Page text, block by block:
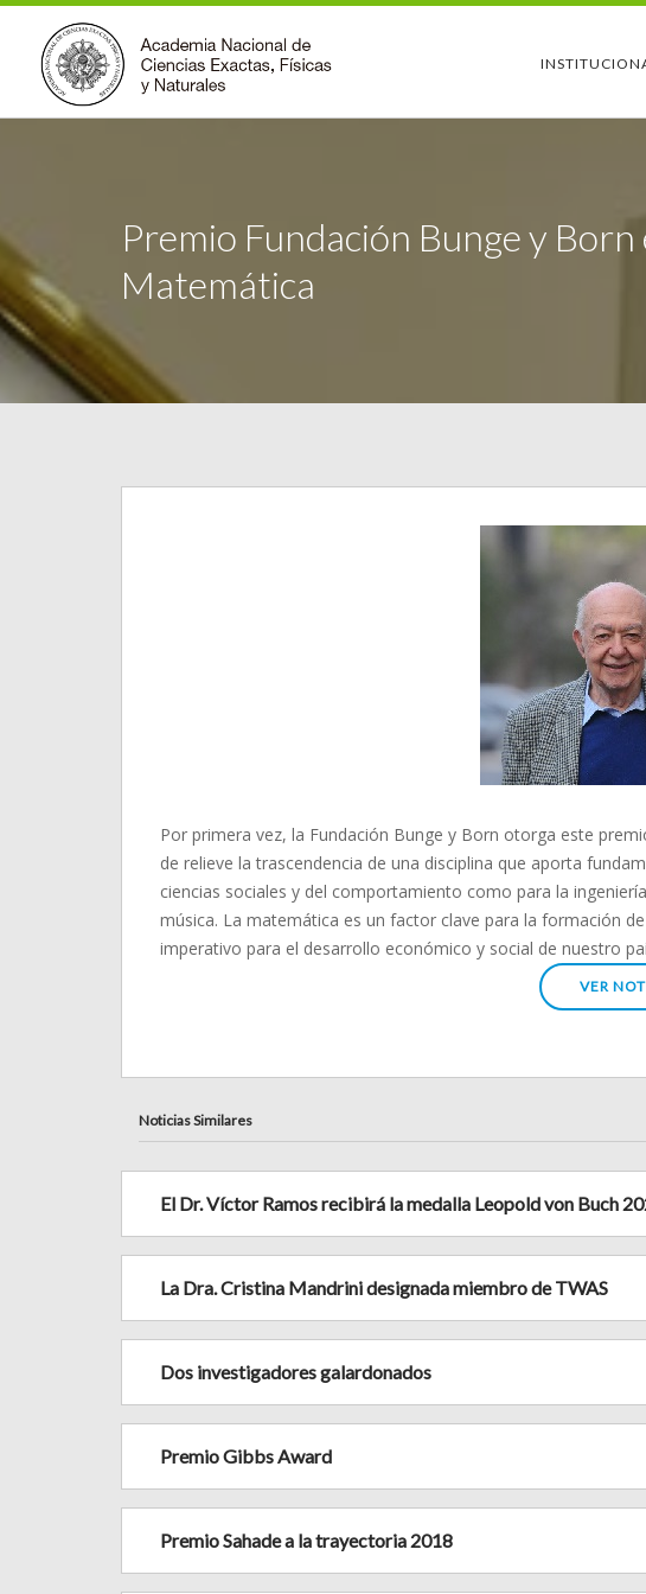
Premio Fundación Bunge y Born
Matemática
Por primera vez, la Fundación Bunge y Born otorga este
de relieve la trascendencia de una disciplina que aporta
ciencias sociales y del comportamiento como para la
música. La matemática es un factor clave para la formación
imperativo para el desarrollo económico y social de nuestro
VER
Noticias Similares
El Dr. Víctor Ramos recibirá la medalla Leopold von Buch
La Dra. Cristina Mandrini designada miembro de TWAS
Dos investigadores galardonados
Premio Gibbs Award
Premio Sahade a la trayectoria 2018